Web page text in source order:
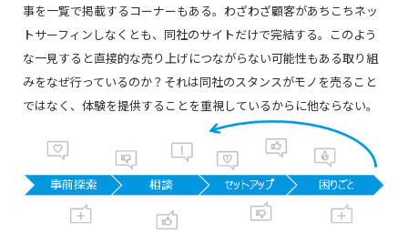
事を一覧で掲載するコーナーもある。わざわざ顧客があちこちネッ
トサーフィンしなくとも、同社のサイトだけで完結する。このよう
な一見すると直接的な売り上げにつながらない可能性もある取り組
みをなぜ行っているのか？それは同社のスタンスがモノを売ること
ではなく、体験を提供することを重視しているからに他ならない。